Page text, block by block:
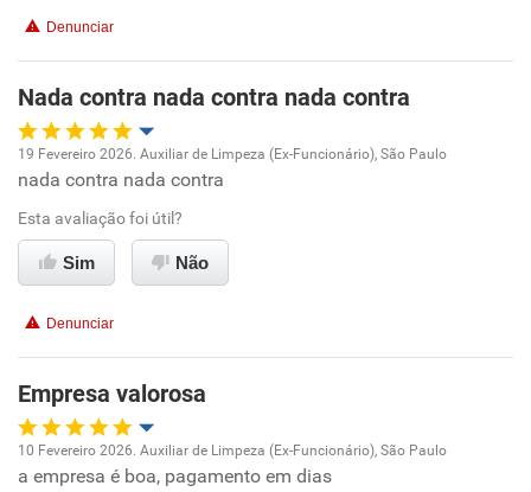
Não recomenda a diretoria
Benefícios
Recomenda esta empresa
Recomenda a diretoria
Denunciar
Nada contra nada contra nada contra
Oportunidade de promoção
Ambiente de trabalho
Benefícios
Recomenda esta empresa
Recomenda a diretoria
19 Fevereiro 2026. Auxiliar de Limpeza (Ex-Funcionário), São Paulo
nada contra nada contra
Esta avaliação foi útil?
Sim Não
Denunciar
Empresa valorosa
Oportunidade de promoção
10 Fevereiro 2026. Auxiliar de Limpeza (Ex-Funcionário), São Paulo
a empresa é boa, pagamento em dias